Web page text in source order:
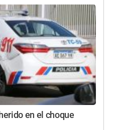
en el choque